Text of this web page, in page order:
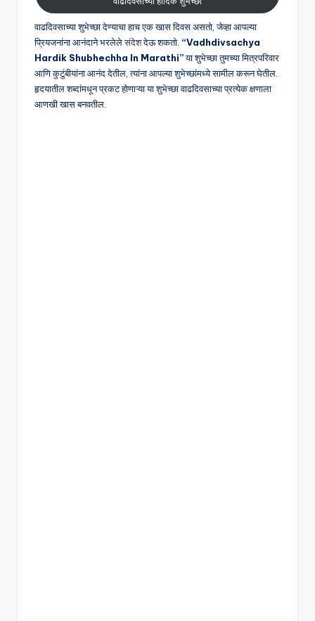
वाढदिवसाच्या शुभेच्छा देण्याचा हाच एक खास दिवस असतो, जेव्हा आपल्या
प्रियजनांना आनंदाने भरलेलेसंदेशदेऊ शकतो. “Vadhdivsachya
Hardik Shubhechha In Marathi”या शुभेच्छा तुमच्या मित्रपरिवार
आणि कुटुंबीयांना आनंद देतील, त्यांना आपल्या शुभेच्छांमध्ये सामील करून घेतील.
हृदयातील शब्दांमधून प्रकट होणाऱ्या या शुभेच्छा वाढदिवसाच्या प्रत्येक क्षणाला
आणखी खास बनवतील.